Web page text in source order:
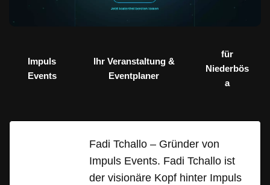
Impuls
Events
Ihr Veranstaltung &
Eventplaner
für
Niederbös
a
Fadi Tchallo – Gründer von
Impuls Events. Fadi Tchallo ist
der visionäre Kopf hinter Impuls